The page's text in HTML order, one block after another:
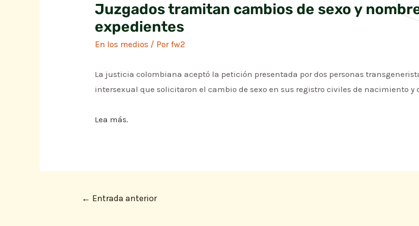
Juzgados tramitan cambios de sexo y
expedientes
En los medios / Porfw2
La justicia colombiana aceptó la petición presentada por dos personas
intersexual que solicitaron el cambio de sexo en sus registro civiles de nacimiento
Lea más.
← Entrada anterior